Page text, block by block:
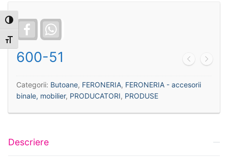
Toggle High Contrast
Toggle Font size
Facebook
600-51
Categorii: Butoane, FERONERIA, FERONERIA - accesorii
binale, mobilier, PRODUCATORI, PRODUSE
Descriere